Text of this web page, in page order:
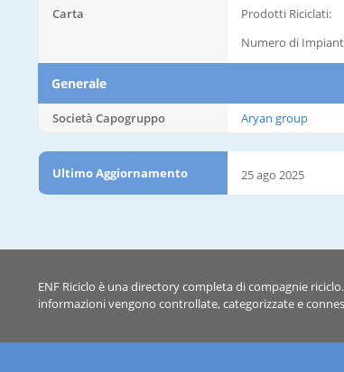
Carta
Prodotti Riciclati:
Numero di
Generale
Società Capogruppo Aryan group
Ultimo Aggiornamento 25 ago 2025
ENF Riciclo è una directory completa di compagnie
informazioni vengono controllate, categorizzate e